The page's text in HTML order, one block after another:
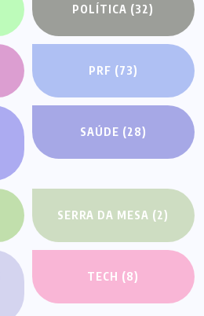
POLÍTICA (32)
PRF (73)
SAÚDE (28)
SERRA DA MESA (2)
TECH (8)